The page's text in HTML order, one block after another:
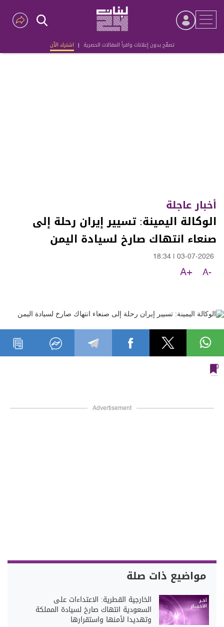
تصفّح بدون إعلانات واقرأ المقالات الحصرية | اشترك الآن
Advertisement
أخبار عاجلة
الوكالة اليمينة: تسيير إيران رحلة إلى
صنعاء انتهاك صارخ لسيادة اليمن
03-07-2026
18:34
A-
A+
Advertisement
مواضيع ذات صلة
الخارجية القطرية: الاعتداءات على
السعودية انتهاك صارخ لسيادة المملكة
وتهديدا لأمنها واستقرارها